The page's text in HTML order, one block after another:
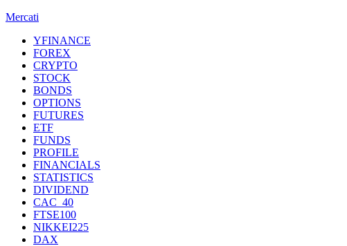
Mercati
YFINANCE
FOREX
CRYPTO
STOCK
BONDS
OPTIONS
FUTURES
ETF
FUNDS
PROFILE
FINANCIALS
STATISTICS
DIVIDEND
CAC_40
FTSE100
NIKKEI225
DAX